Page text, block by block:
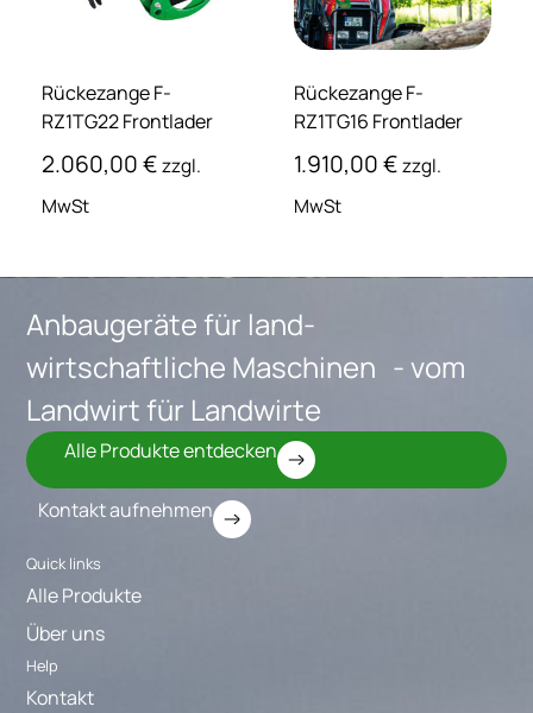
Rückezange F-
RZ1TG22 Frontlader
2.060,00€ zzgl.
MwSt
Rückezange F-
RZ1TG16 Frontlader
1.910,00€zzgl.
MwSt
Anbaugeräte für land-
wirtschaftliche Maschinen - vom
Landwirt für Landwirte
Alle Produkte entdecken
Kontakt aufnehmen
Quick links
Alle Produkte
Über uns
Help
Kontakt